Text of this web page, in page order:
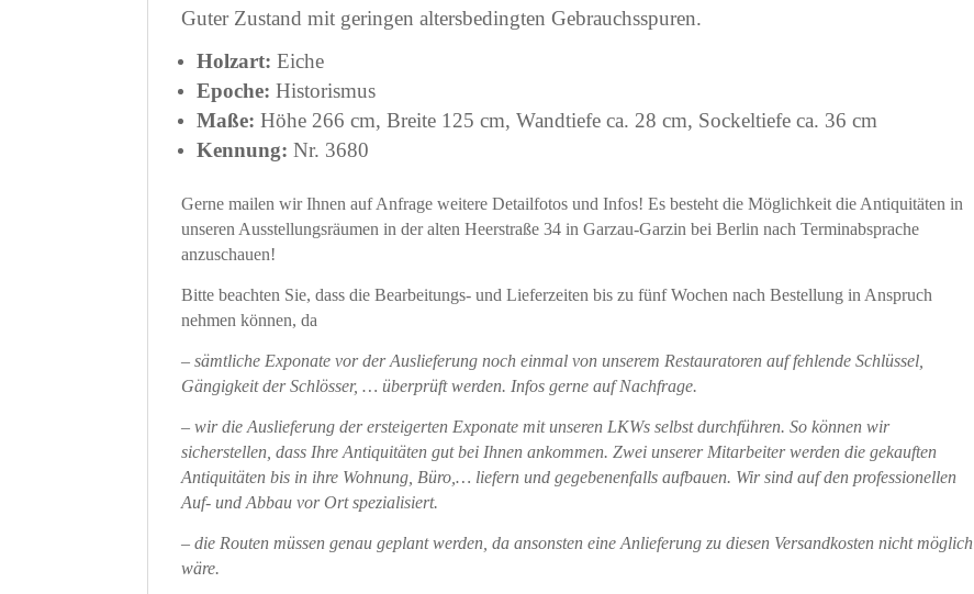
Guter Zustand mit geringen altersbedingten Gebrauchsspuren.
Holzart:Eiche
Epoche:Historismus
Maße:Höhe 266 cm, Breite 125 cm, Wandtiefe ca. 28 cm, Sockeltiefe ca. 36 cm
Kennung:Nr. 3680
Gerne mailen wir Ihnen auf Anfrage weitere Detailfotos und Infos! Es besteht die Möglichkeit die Antiquitäten in
unseren Ausstellungsräumen in der alten Heerstraße 34 in Garzau-Garzin bei Berlin nach Terminabsprache
anzuschauen!
Bitte beachten Sie, dass die Bearbeitungs- und Lieferzeiten bis zu fünf Wochen nach Bestellung in Anspruch
nehmen können, da
– sämtliche Exponate vor der Auslieferung noch einmal von unserem Restauratoren auf fehlende Schlüssel,
Gängigkeit der Schlösser, … überprüft werden. Infos gerne auf Nachfrage.
– wir die Auslieferung der ersteigerten Exponate mit unseren LKWs selbst durchführen. So können wir
sicherstellen, dass Ihre Antiquitäten gut bei Ihnen ankommen. Zwei unserer Mitarbeiter werden die gekauften
Antiquitäten bis in ihre Wohnung, Büro,… liefern und gegebenenfalls aufbauen. Wir sind auf den professionellen
Auf- und Abbau vor Ort spezialisiert.
– die Routen müssen genau geplant werden, da ansonsten eine Anlieferung zu diesen Versandkosten nicht möglich
wäre.